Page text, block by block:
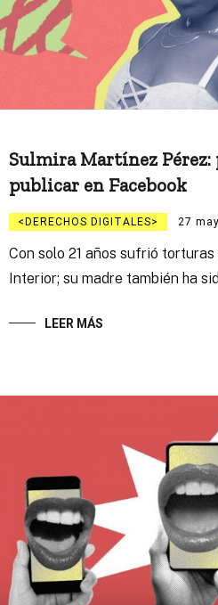
Sulmira Martínez
publicar en Facebook
DERECHOS DIGITALES 27
Con solo 21 años sufrió
Interior; su madre también ha
LEER MÁS